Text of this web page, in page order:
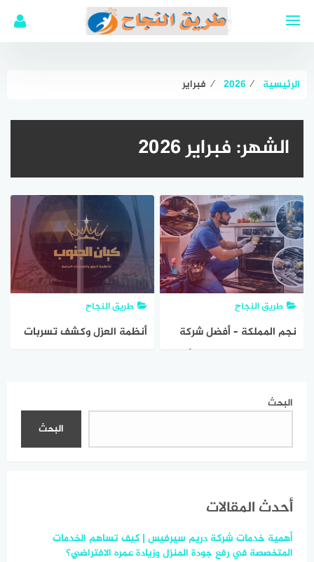
الرئيسية ⁄
2026
⁄ فبراير
الشهر:فبراير 2026
طريق النجاح
نجم المملكة – أفضل شركة
مميزة وجودة مضمونة
طريق النجاح
أنظمة العزل وكشف تسربات
البحث
البحث
أحدث المقالات
أهمية خدمات شركة دريم سيرفيس | كيف تساهم الخدمات
المتخصصة في رفع جودة المنزل وزيادة عمره الافتراضي؟